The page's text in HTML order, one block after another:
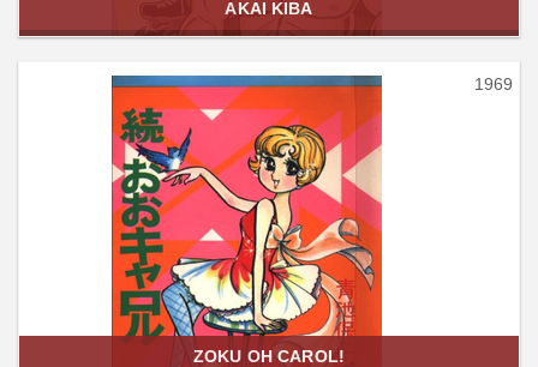
AKAI KIBA
1969
ZOKU OH CAROL!